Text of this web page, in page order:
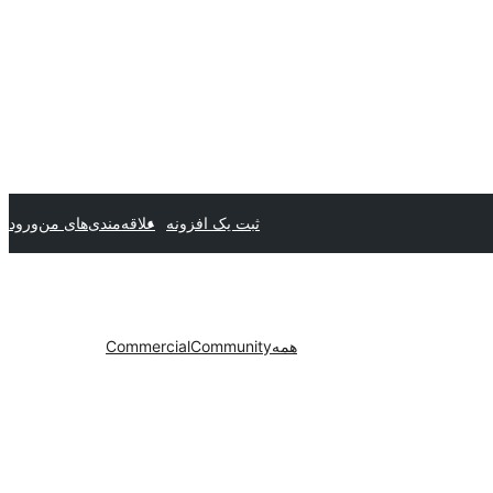
ثبت یک افزونه علاقه‌مندی‌های منورود
همهCommunity
Commercial